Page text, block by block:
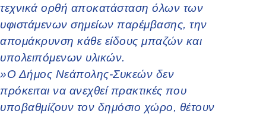
τεχνικά ορθή αποκατάσταση όλων των
υφιστάμενων σημείων παρέμβασης, την
απομάκρυνση κάθε είδους μπαζών και
υπολειπόμενων υλικών.
»Ο Δήμος Νεάπολης-Συκεών δεν
πρόκειται να ανεχθεί πρακτικές που
υποβαθμίζουν τον δημόσιο χώρο, θέτουν